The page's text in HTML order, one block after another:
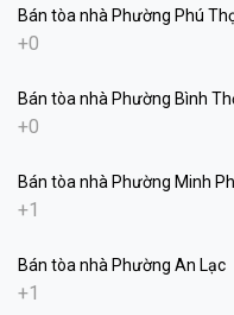
Bán tòa nhà Phường Phú
+0
Bán tòa nhà Phường Bình
+0
Bán tòa nhà Phường Minh
+1
Bán tòa nhà Phường An Lạc
+1